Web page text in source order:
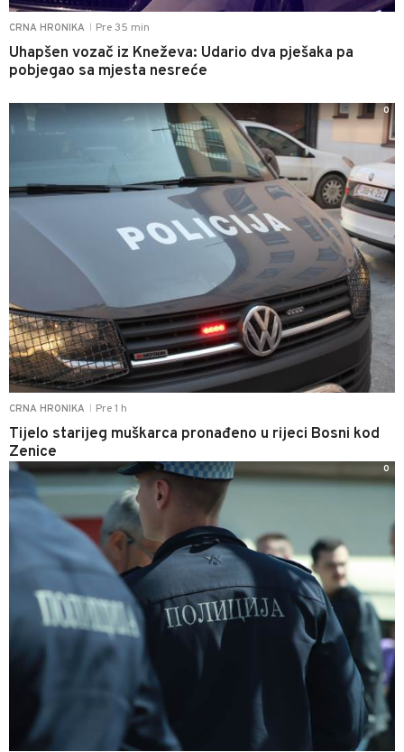
CRNA HRONIKA Pre 35 min
Uhapšen vozač iz Kneževa: Udario dva pješaka pa
pobjegao sa mjesta nesreće
CRNA HRONIKA Pre 1 h
Tijelo starijeg muškarca pronađeno u rijeci Bosni kod
Zenice
0
0